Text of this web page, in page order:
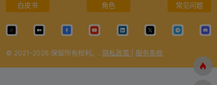
白皮书 角色 常见问题
© 2021-2026.保留所有权利。. 隐私政策 服务条款